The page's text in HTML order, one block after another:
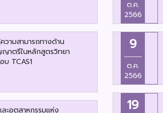
วามสามารถทางด้าน
ญาตรีในหลักสูตรวิทยา
TCAS1
ะอุตสาหกรรมแห่ง
ต.ค.
2566
9
ต.ค.
2566
19